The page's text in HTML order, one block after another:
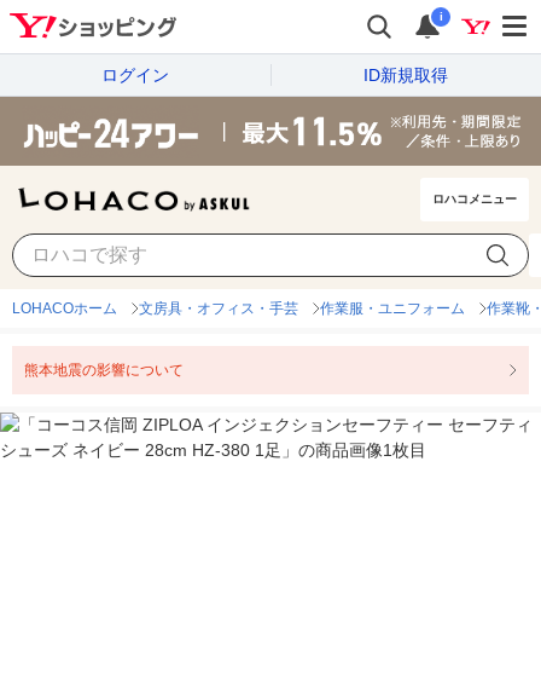
i
ログイン ID新規取得
ロハコメニュー
LOHACOホーム 文房具・オフィス・手芸 作業服・ユニフォーム 作業靴
熊本地震の影響について